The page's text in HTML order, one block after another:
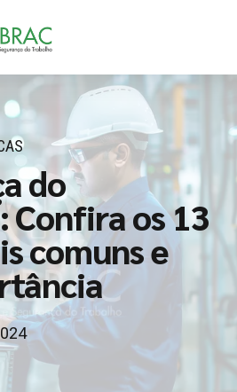
do
Confira os 13
comuns e